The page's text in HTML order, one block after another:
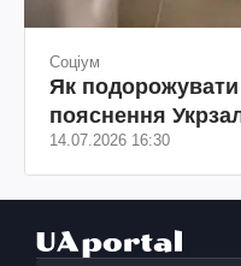
Соціум
Як подорожувати
пояснення
14.07.2026 16:30